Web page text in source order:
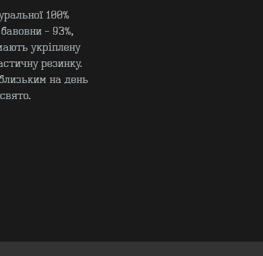
100%
– 93%,
укріплену
резинку.
на день